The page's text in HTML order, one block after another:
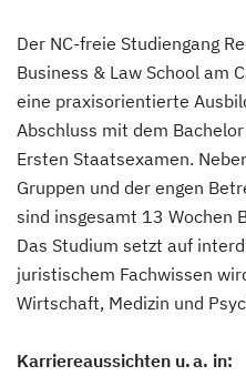
Der NC-freie Studiengang
Business & Law School am
eine praxisorientierte
Abschluss mit dem Bachelor
Ersten Staatsexamen.
Gruppen und der engen
sind insgesamt 13 Wochen
Das Studium setzt auf
juristischem Fachwissen
Wirtschaft, Medizin und
Karriereaussichten u. a. in: